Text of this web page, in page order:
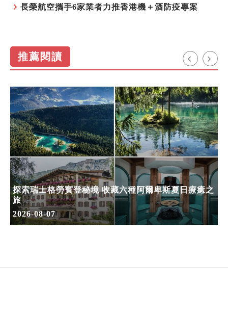
長榮航空攜手6家業者力推香港機＋酒防疫專案
推薦閱讀
探索瑞士格勞賓登秘境 收藏六種阿爾卑斯夏日療癒之
旅
2026-08-07